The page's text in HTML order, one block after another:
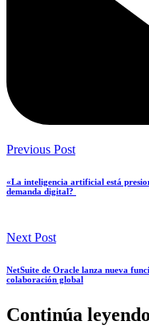
Previous Post
«La inteligencia artificial está
demanda digital?
Next Post
NetSuite de Oracle lanza nueva
colaboración global
Continúa leyendo